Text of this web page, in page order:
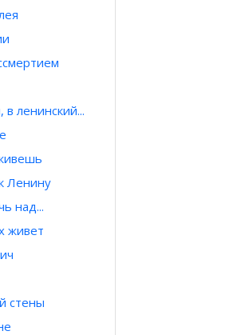
ленинский...
Ленину
над...
живет
стены